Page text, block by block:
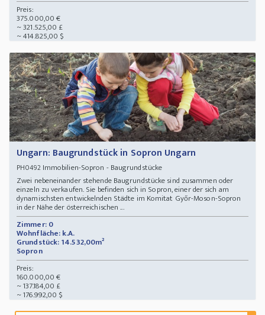
Preis:
375.000,00 €
~ 321.525,00 £
~ 414.825,00 $
Ungarn: Baugrundstück in Sopron Ungarn
PH0492Immobilien-Sopron - Baugrundstücke
Zwei nebeneinander stehende Baugrundstücke sind zusammen oder
einzeln zu verkaufen. Sie befinden sich in Sopron, einer der sich am
dynamischsten entwickelnden Städte im Komitat Győr-Moson-Sopron
in der Nähe der österreichischen ...
Zimmer: 0
Wohnfläche: k.A.
Grundstück: 14.532,00m²
Sopron
Preis:
160.000,00 €
~ 137.184,00 £
~ 176.992,00 $